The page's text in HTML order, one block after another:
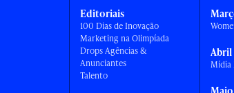
Editoriais
100 Dias de Inovação
Marketing na Olimpíada
Drops Agências &
Anunciantes
Talento
Abril
Mídia